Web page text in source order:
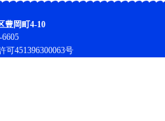
豊岡町4-10
451396300063号